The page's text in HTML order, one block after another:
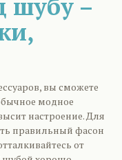
шубу –
вы сможете
модное
настроение. Для
правильный фасон
от